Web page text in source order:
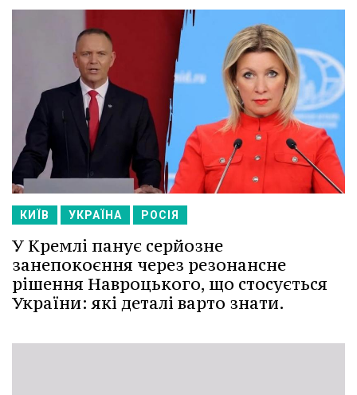
КИЇВ УКРАЇНА РОСІЯ
У Кремлі панує серйозне
занепокоєння через резонансне
рішення Навроцького, що стосується
України: які деталі варто знати.